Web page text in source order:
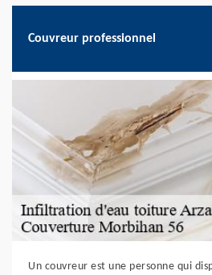
Couvreur professionnel
Un couvreur est une personne qui